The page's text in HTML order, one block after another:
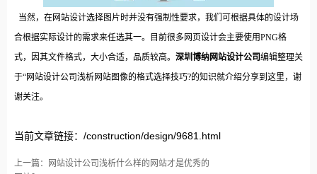
当然，在网站设计选择图片时并没有强制性要求，我们可根据具体的设计场
合根据实际设计的需求来任选其一。目前很多网页设计会主要使用PNG格
式，因其文件格式，大小合适，品质较高。 深圳博纳网站设计公司编辑整理关
于“网站设计公司浅析网站图像的格式选择技巧?的知识就介绍分享到这里，谢
谢关注。
当前文章链接：/construction/design/9681.html
上一篇：网站设计公司浅析什么样的网站才是优秀的